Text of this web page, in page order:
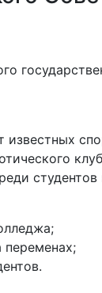
студентов
переменах;